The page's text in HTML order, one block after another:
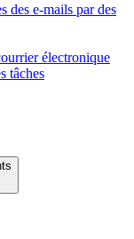
des e-mails par des
électronique
tâches